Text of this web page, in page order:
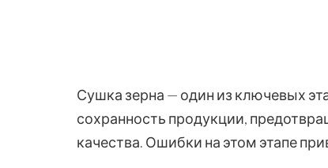
Сушка зерна — один из ключевых
сохранность продукции,
качества. Ошибки на этом этапе